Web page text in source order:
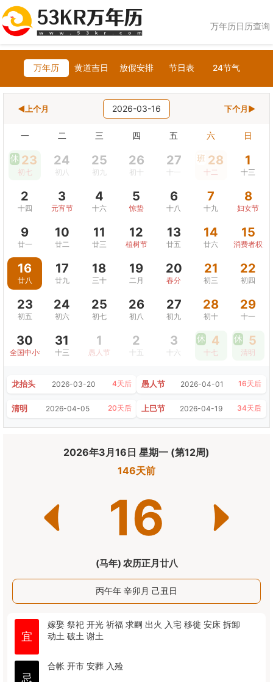
万年历日历查询
万年历 黄道吉日 放假安排 节日表 24节气
◀上个月 2026-03-16 下个月▶
一 二 三 四 五 六 日
休 23
初七
24
初八
25
初九
26
初十
27
十一
班 28
十二
1
十三
2
十四
3
元宵节
4
十六
5
惊蛰
6
十八
7
十九
8
妇女节
9
廿一
10
廿二
11
廿三
12
植树节
13
廿五
14
廿六
15
消费者权益
16
廿八
17
廿九
18
三十
19
二月
20
春分
21
初三
22
初四
23
初五
24
初六
25
初七
26
初八
27
初九
28
初十
29
十一
30
全国中小学生安全教育日
31
十三
1
愚人节
2
十五
3
十六
休 4
十七
休 5
清明
龙抬头 2026-03-20 4天后 愚人节 2026-04-01 16天后
清明 2026-04-05 20天后 上巳节 2026-04-19 34天后
2026年3月16日 星期一 (第12周)
146天前
16
(马年) 农历正月廿八
丙午年 辛卯月 己丑日
宜
嫁娶 祭祀 开光 祈福 求嗣 出火 入宅 移徙 安床 拆卸
动土 破土 谢土
忌
合帐 开市 安葬 入殓